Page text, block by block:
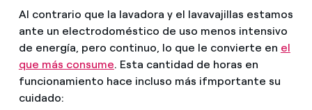
Al contrario que la lavadora y el lavavajillas estamos
ante un electrodoméstico de uso menos intensivo
de energía, pero continuo, lo que le convierte en el
que más consume. Esta cantidad de horas en
funcionamiento hace incluso más ifmportante su
cuidado: